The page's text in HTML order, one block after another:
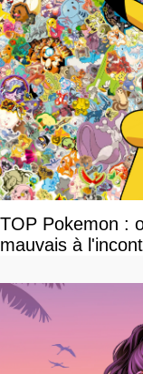
TOP Pokemon :
mauvais à